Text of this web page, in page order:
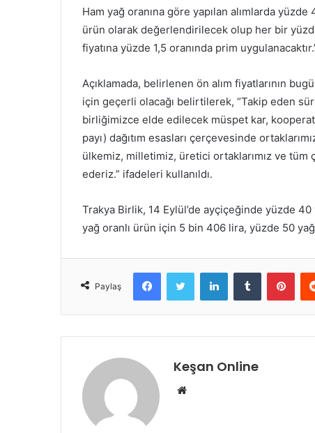
Ham yağ oranına göre yapılan alımlarda
ürün olarak değerlendirilecek olup her bir
fiyatına yüzde 1,5 oranında prim
Açıklamada, belirlenen ön alım fiyatlarının
için geçerli olacağı belirtilerek, “Takip eden
birliğimizce elde edilecek müspet kar,
payı) dağıtım esasları çerçevesinde
ülkemiz, milletimiz, üretici ortaklarımız ve tüm
ederiz.” ifadeleri kullanıldı.
Trakya Birlik, 14 Eylül’de ayçiçeğinde yüzde
yağ oranlı ürün için 5 bin 406 lira, yüzde 50
Paylaş
FacebookTwitter LinkedInTumblr
Keşan Online
Web